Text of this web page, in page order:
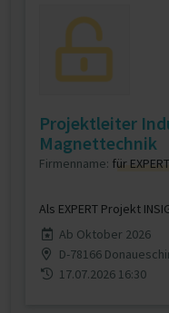
Projektleiter
Magnettechnik
Firmenname: für
Als EXPERT Projekt
Ab Oktober 2026
D-78166
17.07.2026 16:30